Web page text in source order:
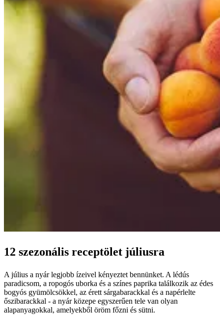
12 szezonális receptölet júliusra
A július a nyár legjobb ízeivel kényeztet bennünket. A lédús
paradicsom, a ropogós uborka és a színes paprika találkozik az édes
bogyós gyümölcsökkel, az érett sárgabarackkal és a napérlelte
őszibarackkal - a nyár közepe egyszerűen tele van olyan
alapanyagokkal, amelyekből öröm főzni és sütni.